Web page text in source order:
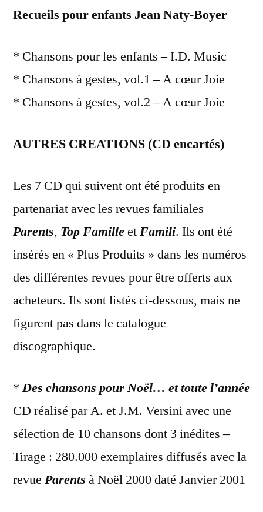
Recueils pour enfants Jean Naty-Boyer
* Chansons pour les enfants – I.D. Music
* Chansons à gestes, vol.1 – A cœur Joie
* Chansons à gestes, vol.2 – A cœur Joie
AUTRES CREATIONS (CD encartés)
Les 7 CD qui suivent ont été produits en
partenariat avec les revues familiales
Parents, Top FamilleetFamili. Ils ont été
insérés en « Plus Produits » dans les numéros
des différentes revues pour être offerts aux
acheteurs. Ils sont listés ci-dessous, mais ne
figurent pas dans le catalogue
discographique.
* Des chansons pour Noël… et toute l’année
CD réalisé par A. et J.M. Versini avec une
sélection de 10 chansons dont 3 inédites –
Tirage : 280.000 exemplaires diffusés avec la
revue Parents à Noël 2000 daté Janvier 2001